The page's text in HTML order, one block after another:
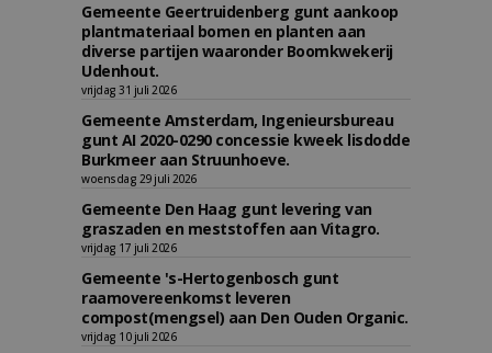
Gemeente Geertruidenberg gunt aankoop
plantmateriaal bomen en planten aan
diverse partijen waaronder Boomkwekerij
Udenhout.
vrijdag 31 juli 2026
Gemeente Amsterdam, Ingenieursbureau
gunt AI 2020-0290 concessie kweek lisdodde
Burkmeer aan Struunhoeve.
woensdag 29 juli 2026
Gemeente Den Haag gunt levering van
graszaden en meststoffen aan Vitagro.
vrijdag 17 juli 2026
Gemeente 's-Hertogenbosch gunt
raamovereenkomst leveren
compost(mengsel) aan Den Ouden Organic.
vrijdag 10 juli 2026